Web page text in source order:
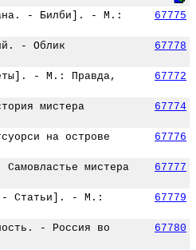
- Билби]. - М.:
67775
- Облик
67778
- М.: Правда,
67772
мистера
67774
на острове
67776
мистера
67777
- Статьи]. - М.:
67779
- Россия во
67780